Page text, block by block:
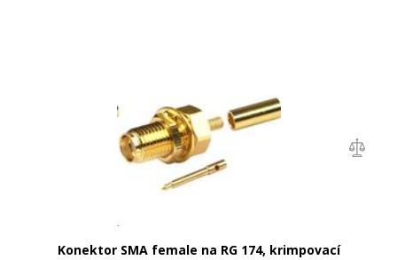
Konektor SMA female na RG 174, krimpovací